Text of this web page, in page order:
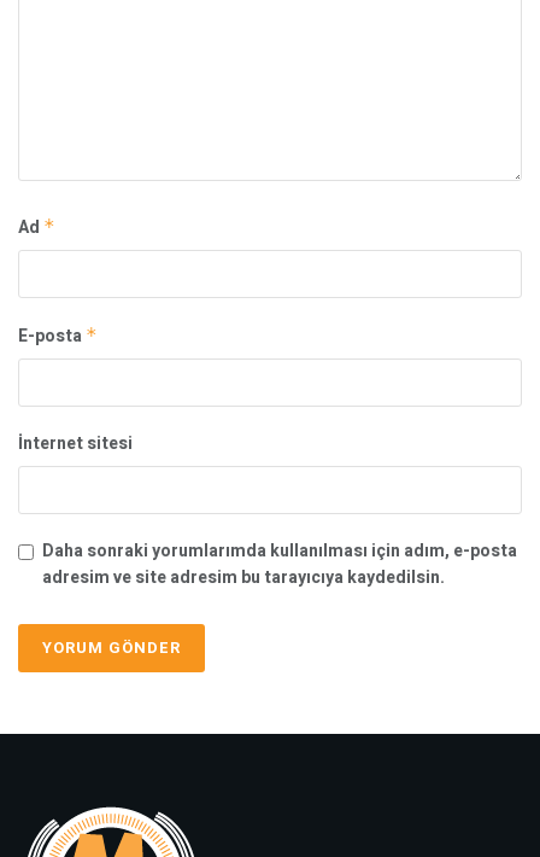
Ad *
E-posta *
İnternet sitesi
Daha sonraki yorumlarımda kullanılması için adım, e-posta
adresim ve site adresim bu tarayıcıya kaydedilsin.